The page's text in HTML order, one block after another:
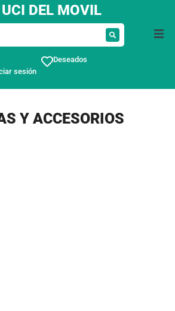
DEL MOVIL
Deseados
sesión
Y ACCESORIOS